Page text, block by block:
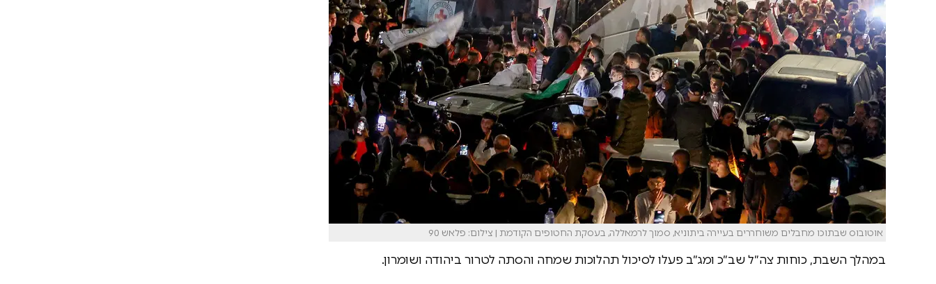
אוטובוס שבתוכו מחבלים משוחררים בעיירה ביתוניא, סמוך לרמאללה, בעסקת החטופים הקודמת | צילום: פלאש 90
במהלך השבת, כוחות צה״ל שב״כ ומג״ב פעלו לסיכול תהלוכות שמחה והסתה לטרור ביהודה ושומרון.